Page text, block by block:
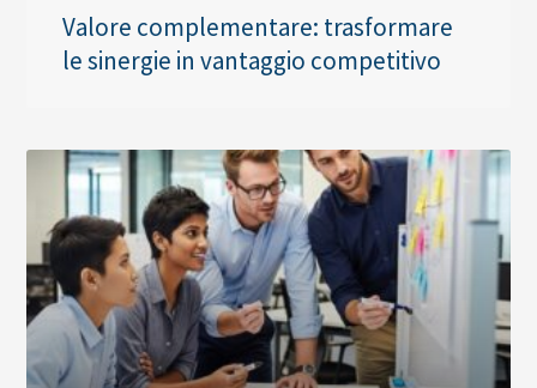
Valore complementare: trasformare
le sinergie in vantaggio competitivo